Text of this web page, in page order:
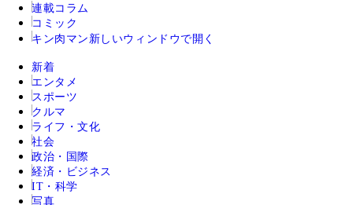
連載コラム
コミック
キン肉マン 新しいウィンドウで開く
新着
エンタメ
スポーツ
クルマ
ライフ・文化
社会
政治・国際
経済・ビジネス
IT・科学
写真